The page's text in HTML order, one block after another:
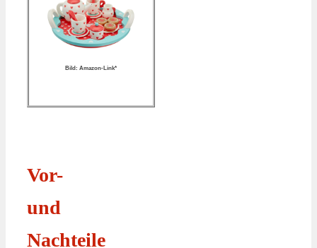
Bild: Amazon-Link*
Vor-
und
Nachteile